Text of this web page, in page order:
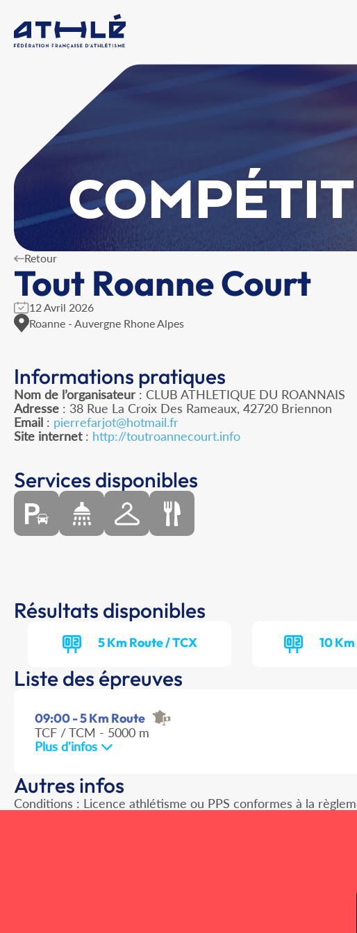
Retour
Tout Roanne Court
12 Avril 2026
Roanne - Auvergne Rhone Alpes
Informations pratiques
Nom de l’organisateur : CLUB ATHLETIQUE DU ROANNAIS
Adresse : 38 Rue La Croix Des Rameaux, 42720 Briennon
Email : pierrefarjot@hotmail.fr
Site internet: http://toutroannecourt.info
Services disponibles
Résultats disponibles
5 Km Route / TCX 10
Liste des épreuves
09:00 - 5 Km Route
TCF / TCM - 5000 m
Plus d'infos
Autres infos
Conditions : Licence athlétisme ou PPS conformes à la